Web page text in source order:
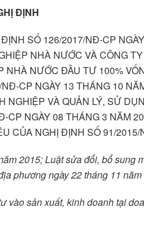
ĐỊNH
SỐ 126/2017/NĐ-CP
NHÀ NƯỚC VÀ CÔNG
NHÀ NƯỚC ĐẦU TƯ 100%
CP NGÀY 13 THÁNG 10
VÀ QUẢN LÝ, SỬ
NGÀY 08 THÁNG 3 NĂM
CỦA NGHỊ ĐỊNH SỐ 91/
2015; Luật sửa đổi, bổ sung
phương ngày 22 tháng 11
vào sản xuất, kinh doanh tại